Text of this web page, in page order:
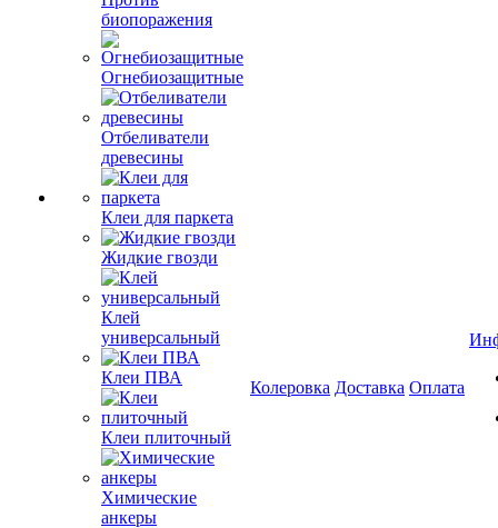
биопоражения
Огнебиозащитные
Отбеливатели
древесины
Клеи для паркета
Жидкие гвозди
Клей
универсальный
Клеи ПВА
Клеи плиточный
Химические
анкеры
Колеровка Доставка Оплата